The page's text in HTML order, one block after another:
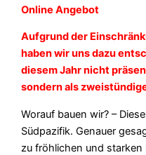
Online Angebot
Aufgrund der
haben wir uns dazu
diesem Jahr nicht
sondern als
Worauf bauen wir? –
Südpazifik. Genauer
zu fröhlichen und